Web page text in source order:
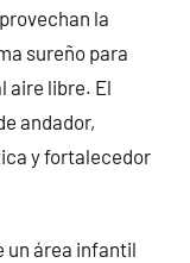
la
sureño para
aire libre. El
andador,
y fortalecedor
un área infantil